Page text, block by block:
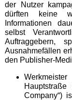
Impressum
der Nutzer
dürften keine
Informationen
selbst
Auftraggebern,
Ausnahmefällen
den Publisher-
Company“)